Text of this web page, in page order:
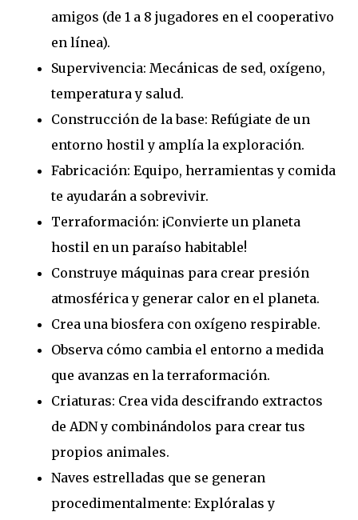
amigos (de 1 a 8 jugadores en el cooperativo
en línea).
Supervivencia: Mecánicas de sed, oxígeno,
temperatura y salud.
Construcción de la base: Refúgiate de un
entorno hostil y amplía la exploración.
Fabricación: Equipo, herramientas y comida
te ayudarán a sobrevivir.
Terraformación: ¡Convierte un planeta
hostil en un paraíso habitable!
Construye máquinas para crear presión
atmosférica y generar calor en el planeta.
Crea una biosfera con oxígeno respirable.
Observa cómo cambia el entorno a medida
que avanzas en la terraformación.
Criaturas: Crea vida descifrando extractos
de ADN y combinándolos para crear tus
propios animales.
Naves estrelladas que se generan
procedimentalmente: Explóralas y